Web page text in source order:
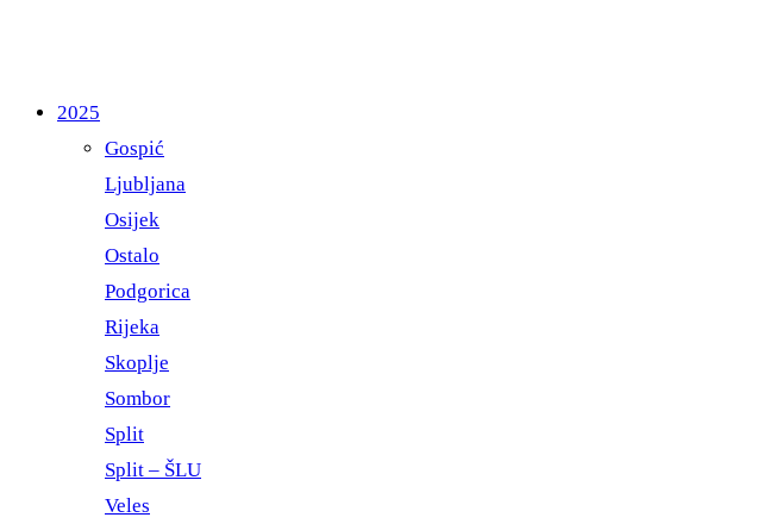
2025
Gospić
Ljubljana
Osijek
Ostalo
Podgorica
Rijeka
Skoplje
Sombor
Split
Split – ŠLU
Veles